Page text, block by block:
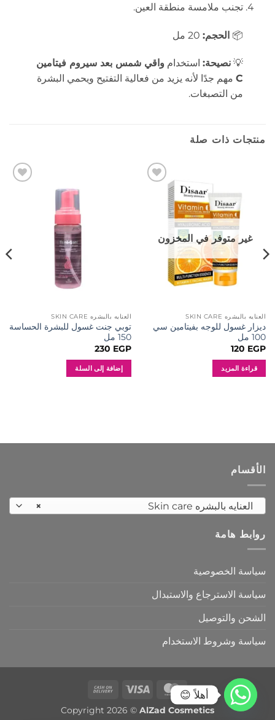
تجنب ملامسة منطقة العين.
📦 الحجم:20 مل
💡 نصيحة:استخدام واقي شمس بعد سيروم فيتامين
Cمهم جدًا لأنه يزيد من فعالية التفتيح ويحمي البشرة
من التصبغات.
منتجات ذات صلة
غير متوفر في المخزون
العنايه بالبشره SKIN CARE
ديزار غسول للوجه بفيتامين سي
100 مل
120 EGP
قراءة المزيد
العنايه بالبشره SKIN CARE
توبي جنت غسول للبشرة الحساسة
150 مل
230 EGP
إضافة إلى السلة
الأقسام
× العنايه بالبشره Skin care
روابط هامة
سياسة الخصوصية
سياسة الاسترجاع والاستبدال
الشحن والتوصيل
سياسة وشروط الاستخدام
MasterCard
Visa
Delivery
Copyright 2026 © AlZad Cosmetics
أهلاً 😊